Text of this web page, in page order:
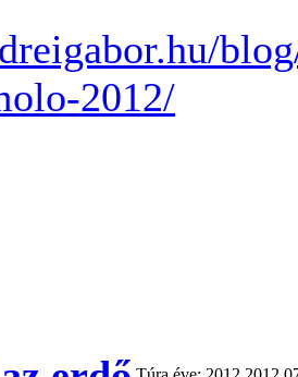
2012/